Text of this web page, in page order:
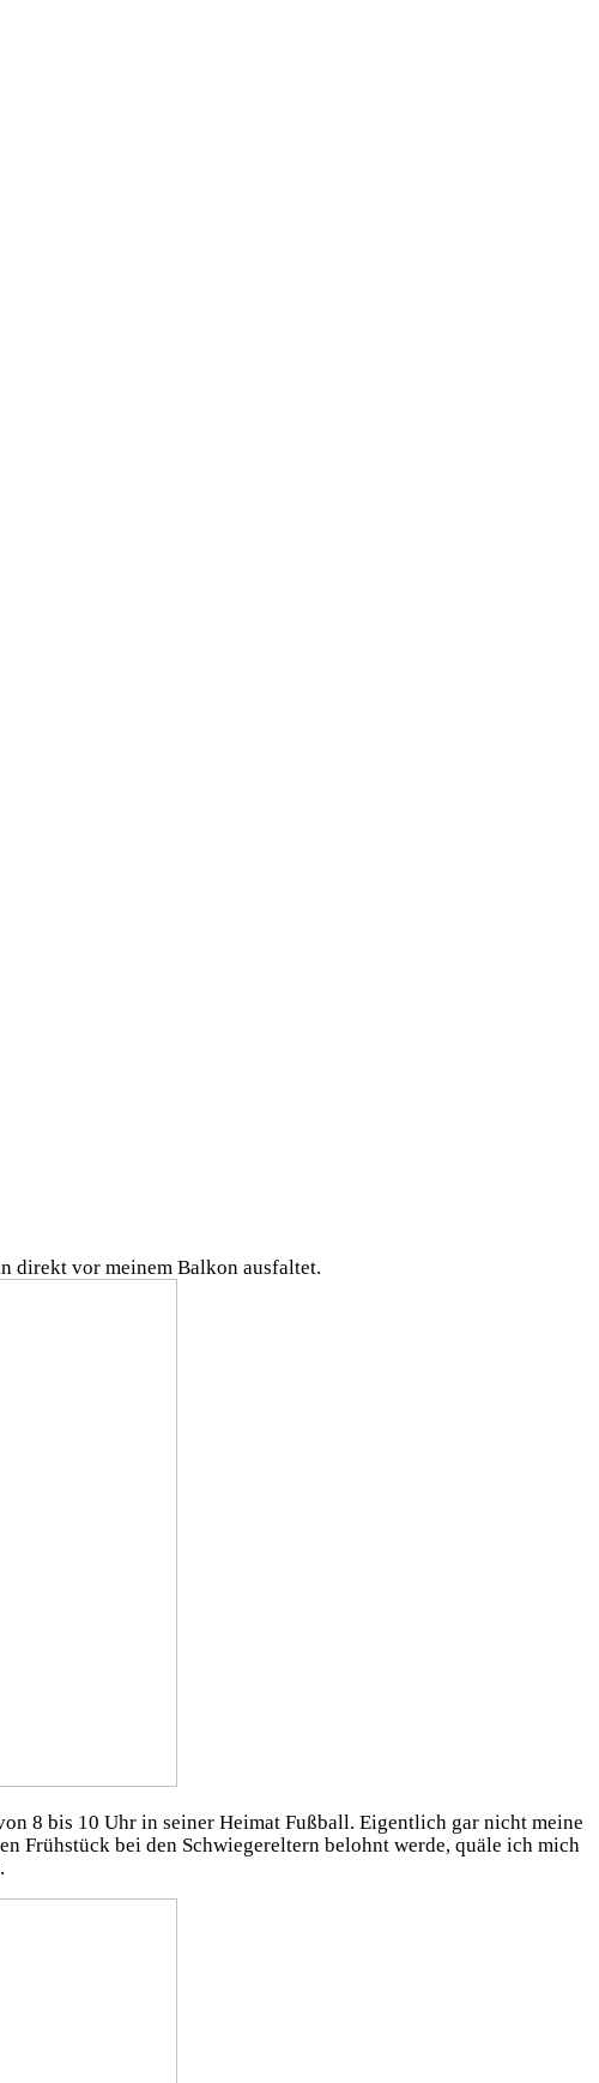
direkt vor meinem Balkon ausfaltet.
8 bis 10 Uhr in seiner Heimat Fußball. Eigentlich gar nicht meine
Frühstück bei den Schwiegereltern belohnt werde, quäle ich mich